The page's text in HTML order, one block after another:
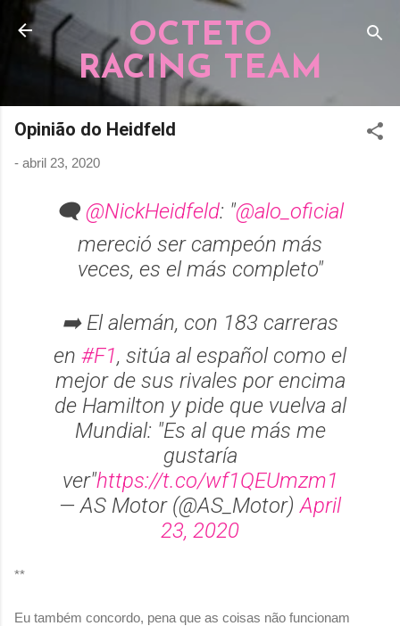
Pular para o conteúdo principal
OCTETO
RACING TEAM
Opinião do Heidfeld
- abril 23, 2020
🗨️ @NickHeidfeld: "@alo_oficial
mereció ser campeón más
veces, es el más completo"
➡️ El alemán, con 183 carreras
en #F1, sitúa al español como el
mejor de sus rivales por encima
de Hamilton y pide que vuelva al
Mundial: "Es al que más me
gustaría
ver"https://t.co/wf1QEUmzm1
— AS Motor (@AS_Motor)April
23, 2020
**
Eu também concordo, pena que as coisas não funcionam